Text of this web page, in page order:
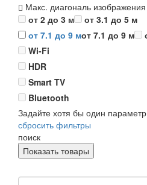
Макс. диагональ изображения
от 2 до 3 м
от 3.1 до 5 м
от 7.1 до 9 мот 7.1 до 9 м
Wi-Fi
HDR
Smart TV
Bluetooth
Задайте хотя бы один
сбросить фильтры
поиск